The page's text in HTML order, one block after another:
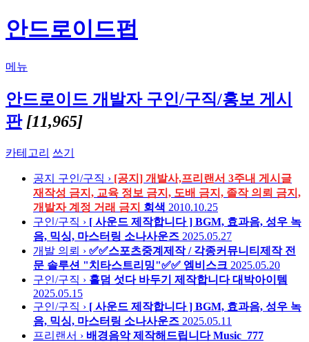
안드로이드펍
메뉴
안드로이드 개발자 구인/구직/홍보 게시
판 [11,965]
카테고리 쓰기
공지 구인/구직 › [공지] 개발사,프리랜서 3주내 게시글
재작성 금지, 교육 정보 금지, 도배 금지, 졸작 의뢰 금지,
개발자 계정 거래 금지 회색 2010.10.25
구인/구직 › [ 사운드 제작합니다 ] BGM, 효과음, 성우 녹
음, 믹싱, 마스터링 소나사운즈 2025.05.27
개발 의뢰 › ✅✅스포츠중계제작 / 각종커뮤니티제작 전
문 솔루션 "치타스트리밍"✅✅ 엠비스크 2025.05.20
구인/구직 › 홀덤 섯다 바두기 제작합니다 대박아이템
2025.05.15
구인/구직 › [ 사운드 제작합니다 ] BGM, 효과음, 성우 녹
음, 믹싱, 마스터링 소나사운즈 2025.05.11
프리랜서 › 배경음악 제작해드립니다 Music_777